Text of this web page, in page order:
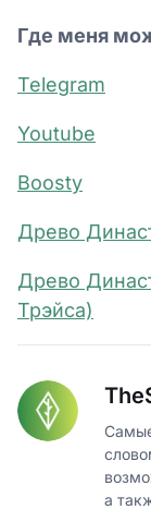
Где меня
Telegram
Youtube
Boosty
Древо
Древо
Трэйса)
а